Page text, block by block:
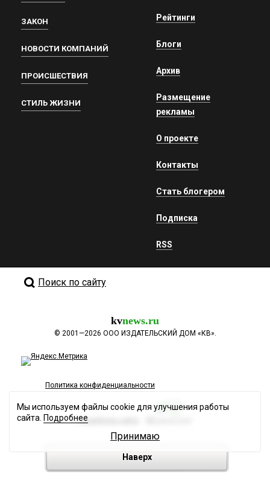
ЗАКОН
НОВОСТИ КОМПАНИЙ
ПРОИСШЕСТВИЯ
СТИЛЬ ЖИЗНИ
Рейтинги
Блоги
Архив
Размещение
рекламы
О проекте
Контакты
Стать блогером
Подписка
RSS
Поиск по сайту
kvnews.ru
© 2001—2026 ООО ИЗДАТЕЛЬСКИЙ ДОМ «КВ».
Политика конфиденциальности
Разработка сайта
Наверх
Мы используем файлы cookie для улучшения работы
сайта. Подробнее
Принимаю